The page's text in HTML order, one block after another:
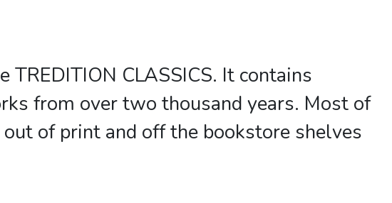
CLASSICS. It contains
from over two thousand years. Most of
of print and off the bookstore shelves